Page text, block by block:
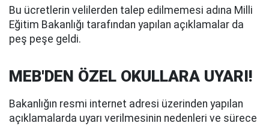
Bu ücretlerin velilerden talep edilmemesi adına Milli
Eğitim Bakanlığı tarafından yapılan açıklamalar da
peş peşe geldi.
MEB'DEN ÖZEL OKULLARA UYARI!
Bakanlığın resmi internet adresi üzerinden yapılan
açıklamalarda uyarı verilmesinin nedenleri ve sürece